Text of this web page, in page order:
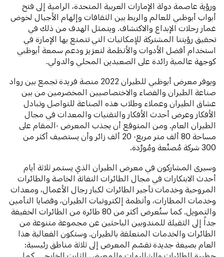
ورؤية عاصمة دولة الإمارات العربية المتحدة، الرامية إلى فتح
أبواب أبوظبي للعالم والربط بين الثقافات وإلهام الأجيال لخوض
غمار رحلات الإبداع والاكتشاف. ويتمثل الهدف من ذلك في
تحقيق رؤيتنا المشتركة للإمكانيات التي تتمتع بها الإمارة في
استخدام أفضل الأدوات والأنظمة لتعزيز ودعم سمعة أبوظبي
كوجهة عالمية رائدة على الصعيدين المحلي والدولي.
ويوفر معرض أبوظبي للطيران 2022 منصة فريدة تجمع بين رواد
صناعة الطيران والفضاء والاختصاصيين المخضرمين من بين
عشاق الطيران وعملاء وطلاب هذه الصناعة للتواصل وتبادل
الأفكار وعرض أحدث الأفكار والتقنيات والمعدات في مجال
الطيران العام. ومن المتوقع أن يجذب المعرض -المقام على
مساحة 80 ألف متر مربع- 20 ألف زائر وأن يستضيف أكثر من
300 شركة مُصنِّعة ومُورِّدة.
وسيرى المشاركون في معرض الطيران الذي يستمر ثلاثة أيام
أحدث الابتكارات في مجال الطائرات النفاثة الخاصة والطائرات
المروحية وخدمات تأجير الطائرات لكبار رجال الأعمال، ومعدات
وخدمات المطارات، وأنظمة إلكترونيات الطيران، وقضايا التأمين
والتمويل. كما ستُعرض أكثر من 80 طائرة من الطائرات الخفيفة
جداً إلى الثقيلة للمندوبين الباحثين عن مجموعة متنوعة من
الطائرات والخدمات المتعلقة بالطيران. وستكون الفعالية هذا
العام بصيغة جديدة تقسّم المعرض إلى ثلاثة مناطق رئيسية: